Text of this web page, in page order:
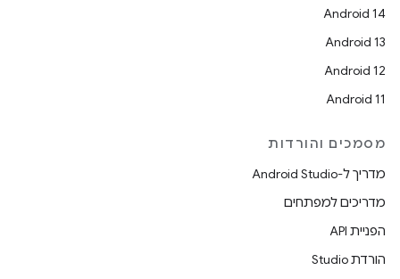
Android 14
Android 13
Android 12
Android 11
מסמכים והורדות
מדריך ל-Android Studio
מדריכים למפתחים
הפניית API
הורדת Studio